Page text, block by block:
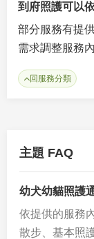
到府照護可以
部分服務有提
需求調整服務
回服務分類
主題 FAQ
幼犬幼貓照護
依提供的服務
散步、基本照